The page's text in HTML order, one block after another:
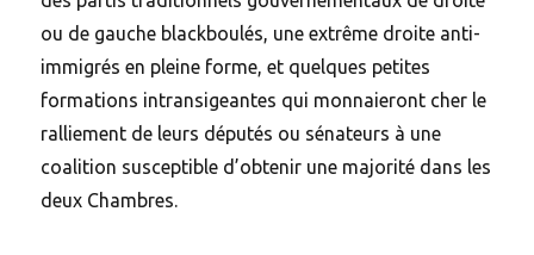
ou de gauche blackboulés, une extrême droite anti-
immigrés en pleine forme, et quelques petites
formations intransigeantes qui monnaieront cher le
ralliement de leurs députés ou sénateurs à une
coalition susceptible d’obtenir une majorité dans les
deux Chambres.